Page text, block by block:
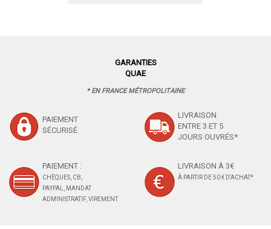
GARANTIES
QUAE
* EN FRANCE MÉTROPOLITAINE
PAIEMENT
SÉCURISÉ
LIVRAISON
ENTRE 3 ET 5
JOURS OUVRÉS*
PAIEMENT :
CHÈQUES, CB,
PAYPAL, MANDAT
ADMINISTRATIF, VIREMENT
LIVRAISON À 3€
À PARTIR DE 50 € D'ACHAT*